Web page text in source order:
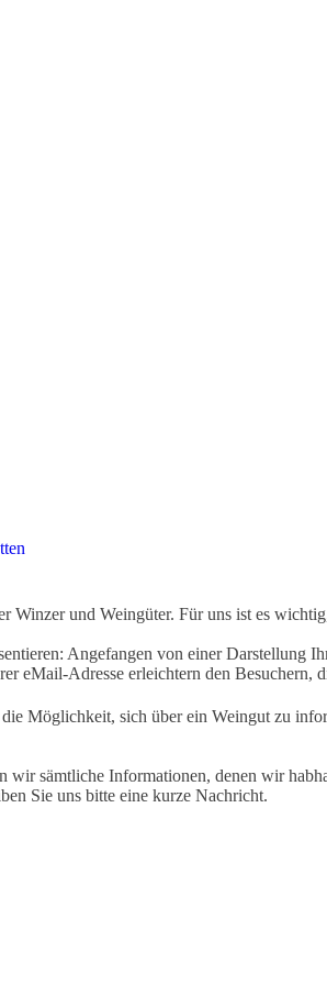
und Weingüter. Für uns ist es
Angefangen von einer
eMail-Adresse erleichtern den Besuchern,
Möglichkeit, sich über ein Weingut zu
sämtliche Informationen, denen wir
Sie uns bitte eine kurze Nachricht.